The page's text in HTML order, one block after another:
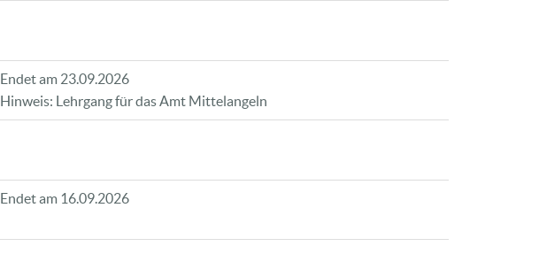
Endet am 23.09.2026
Hinweis: Lehrgang für das Amt Mittelangeln
Endet am 16.09.2026